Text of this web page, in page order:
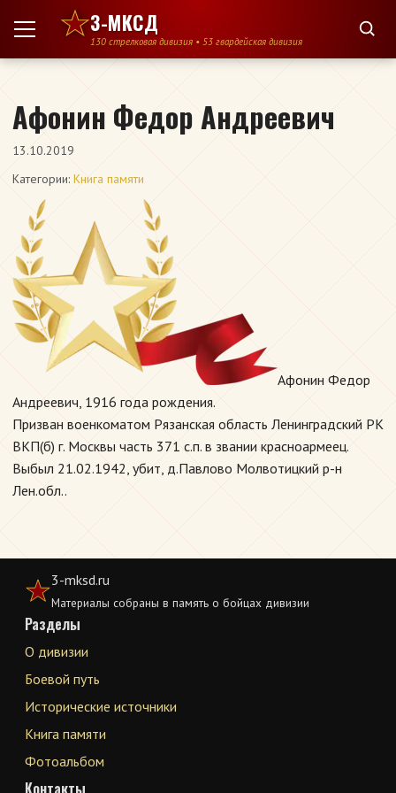
Перейти к содержимому
3-МКСД
130 стрелковая дивизия • 53 гвардейская дивизия
Афонин Федор Андреевич
13.10.2019
Категории: Книга памяти
Афонин Федор
Андреевич, 1916 года рождения.
Призван военкоматом Рязанская область Ленинградский РК
ВКП(б) г. Москвы часть 371 с.п. в звании красноармеец.
Выбыл 21.02.1942, убит, д.Павлово Молвотицкий р-н
Лен.обл..
3-mksd.ru
Материалы собраны в память о бойцах дивизии
Разделы
О дивизии
Боевой путь
Исторические источники
Книга памяти
Фотоальбом
Контакты